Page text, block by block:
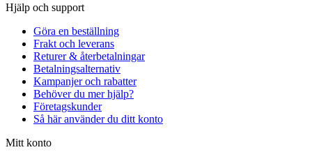
Hjälp och support
Göra en beställning
Frakt och leverans
Returer & återbetalningar
Betalningsalternativ
Kampanjer och rabatter
Behöver du mer hjälp?
Företagskunder
Så här använder du ditt konto
Mitt konto